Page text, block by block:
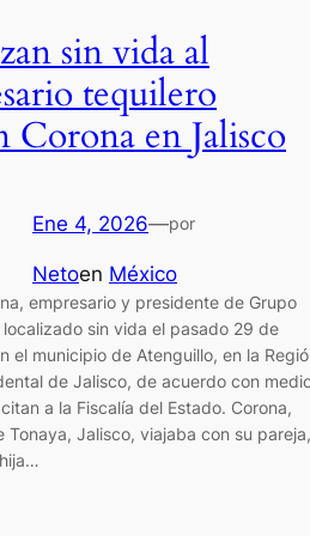
sin vida al
tequilero
Corona en Jalisco
Ene 4, 2026—por
Netoen México
empresario y presidente de Grupo
localizado sin vida el pasado 29 de
el municipio de Atenguillo, en la
de Jalisco, de acuerdo con
a la Fiscalía del Estado. Corona,
Tonaya, Jalisco, viajaba con su pareja,